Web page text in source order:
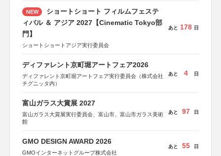
NEW
ショートショート フィルムフェステ
ィバル ＆ アジア 2027【Cinematic Tokyo部
門】
ショートショートアジア実行委員会
あと 178 日
ディファレント京町堀アートフェア2026
ディファレント京町堀アートフェア実行委員会（株式会社
チグニッタ内）
あと 4 日
富山ガラス大賞展 2027
富山ガラス大賞展実行委員会、富山市、富山市ガラス美術
館
あと 97 日
GMO DESIGN AWARD 2026
GMOインターネットグループ株式会社
あと 55 日